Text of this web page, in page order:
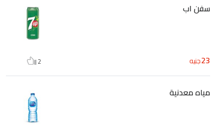
سفن اب
23جنيه 2
مياه معدنية